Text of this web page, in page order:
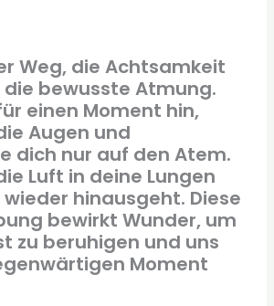
Weg, die Achtsamkeit
die bewusste Atmung.
einen Moment hin,
Augen und
dich nur auf den Atem.
Luft in deine Lungen
hinausgeht. Diese
bewirkt Wunder, um
zu beruhigen und uns
Moment